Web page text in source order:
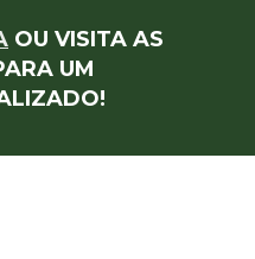
OU VISITA AS
UM